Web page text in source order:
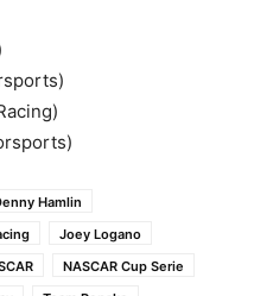
Hamlin
Joey Logano
NASCAR Cup Serie